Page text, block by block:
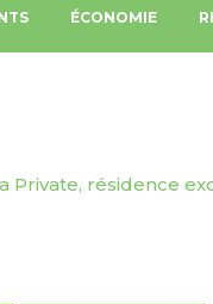
ÉCONOMIE
résidence
Hotel Manager